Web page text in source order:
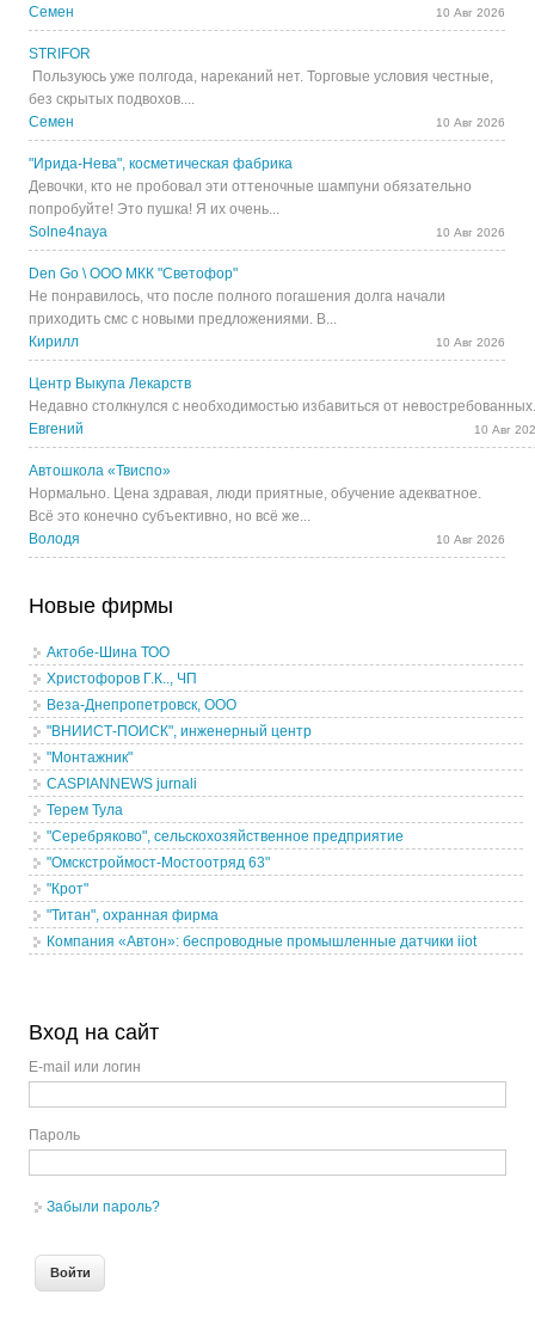
Семен
10 Авг 2026
STRIFOR
Пользуюсь уже полгода, нареканий нет. Торговые условия честные,
без скрытых подвохов....
Семен
10 Авг 2026
"Ирида-Нева", косметическая фабрика
Девочки, кто не пробовал эти оттеночные шампуни обязательно
попробуйте! Это пушка! Я их очень...
Solne4naya
10 Авг 2026
Den Go \ ООО МКК "Светофор"
Не понравилось, что после полного погашения долга начали
приходить смс с новыми предложениями. В...
Кирилл
10 Авг 2026
Центр Выкупа Лекарств
Недавно столкнулся с необходимостью избавиться от
Евгений
10 Авг
Автошкола «Твиспо»
Нормально. Цена здравая, люди приятные, обучение адекватное.
Всё это конечно субъективно, но всё же...
Володя
10 Авг 2026
Новые фирмы
Актобе-Шина ТОО
Христофоров Г.К.., ЧП
Веза-Днепропетровск, ООО
"ВНИИСТ-ПОИСК", инженерный центр
"Монтажник"
CASPIANNEWS jurnali
Терем Тула
"Серебряково", сельскохозяйственное предприятие
"Омскстроймост-Мостоотряд 63"
"Крот"
"Титан", охранная фирма
Компания «Автон»: беспроводные промышленные датчики iiot
Вход на сайт
E-mail или логин
Пароль
Забыли пароль?